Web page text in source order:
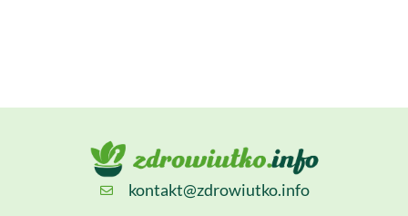
kontakt@zdrowiutko.info